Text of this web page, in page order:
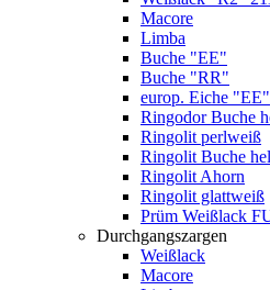
Macore
Limba
Buche "EE"
Buche "RR"
europ. Eiche "EE"
Ringodor Buche
Ringolit perlweiß
Ringolit Buche
Ringolit Ahorn
Ringolit glattweiß
Prüm Weißlack
Durchgangszargen
Weißlack
Macore